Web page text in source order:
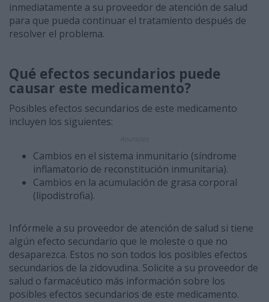
inmediatamente a su proveedor de atención de salud
para que pueda continuar el tratamiento después de
resolver el problema.
Qué efectos secundarios puede
causar este medicamento?
Posibles efectos secundarios de este medicamento
incluyen los siguientes:
Cambios en el sistema inmunitario (síndrome
inflamatorio de reconstitución inmunitaria).
Cambios en la acumulación de grasa corporal
(lipodistrofia).
Infórmele a su proveedor de atención de salud si tiene
algún efecto secundario que le moleste o que no
desaparezca. Estos no son todos los posibles efectos
secundarios de la zidovudina. Solicite a su proveedor de
salud o farmacéutico más información sobre los
posibles efectos secundarios de este medicamento.